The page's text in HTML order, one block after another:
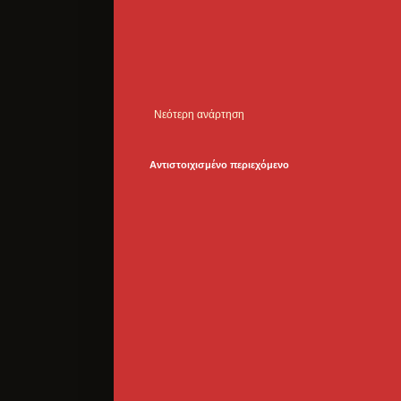
Νεότερη ανάρτηση
Αντιστοιχισμένο περιεχόμενο